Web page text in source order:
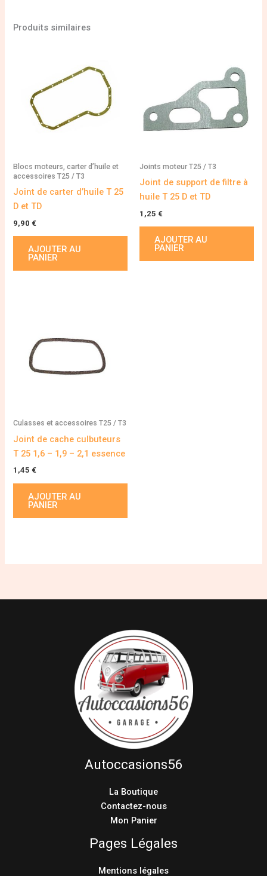
Produits similaires
Blocs moteurs, carter d’huile et
accessoires T25 / T3
Joint de carter d’huile T 25
D et TD
9,90 €
AJOUTER AU
PANIER
Joints moteur T25 / T3
Joint de support de filtre à
huile T 25 D et TD
1,25 €
AJOUTER AU
PANIER
Culasses et accessoires T25 / T3
Joint de cache culbuteurs
T 25 1,6 – 1,9 – 2,1 essence
1,45 €
AJOUTER AU
PANIER
Autoccasions56
La Boutique
Contactez-nous
Mon Panier
Pages Légales
Mentions légales